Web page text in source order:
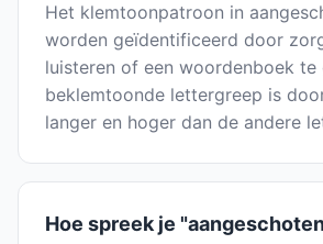
Het klemtoonpatroon in
worden geïdentificeerd door
luisteren of een woordenboek te
beklemtoonde lettergreep is
langer en hoger dan de andere
Hoe spreek je